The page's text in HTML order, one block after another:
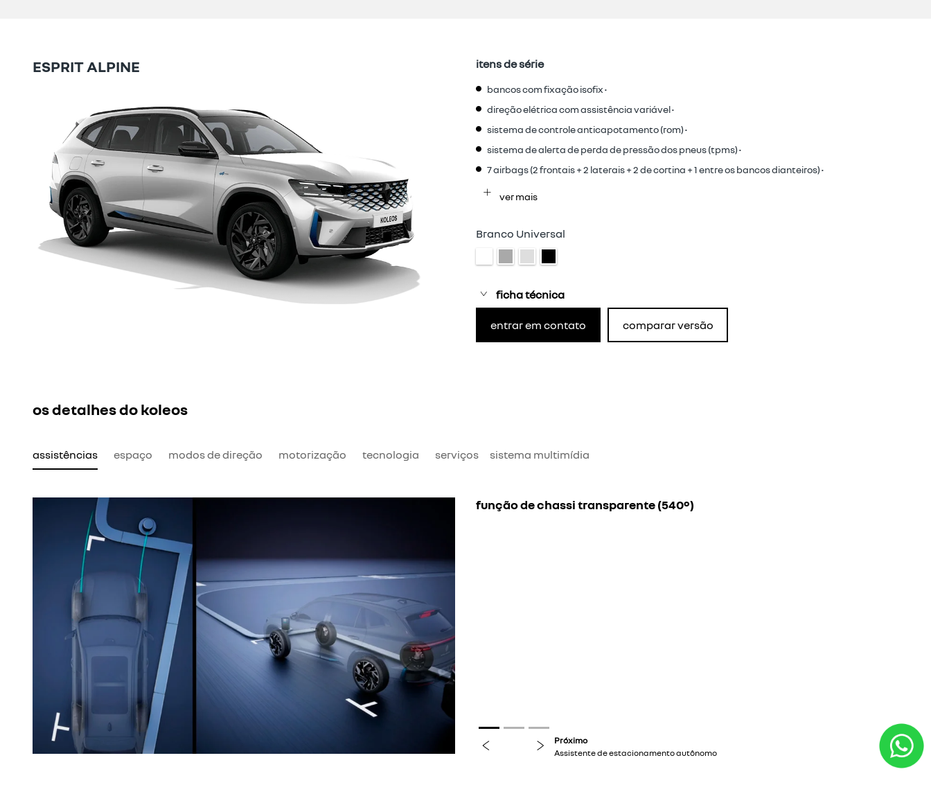
ESPRIT ALPINE itens de série
bancos com fixação isofix •
direção elétrica com assistência variável •
sistema de controle anticapotamento (rom) •
sistema de alerta de perda de pressão dos pneus (tpms) •
7 airbags (2 frontais + 2 laterais + 2 de cortina + 1 entre os bancos dianteiros) •
ver mais
Branco Universal
ficha técnica
entrar em contato comparar versão
os detalhes do koleos
assistências espaço modos de direção motorização tecnologia serviços sistema multimídia
assistente de estacionamento autônomo